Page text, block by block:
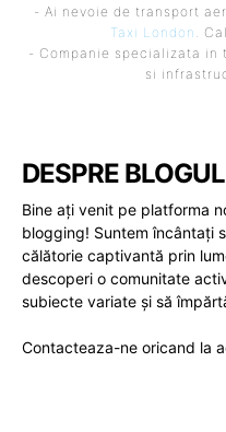
- Ai nevoie de transport
Taxi London .
- Companie specializata in
si
DESPRE
Bine ați venit pe platforma
blogging! Suntem încântați
călătorie captivantă prin
descoperi o comunitate
subiecte variate și să
Contacteaza-ne oricand la